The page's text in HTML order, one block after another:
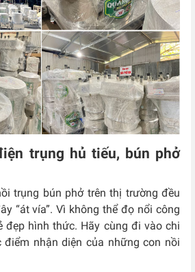
trụng hủ tiếu, bún phở
trụng bún phở trên thị trường đều
“át vía”. Vì không thể đọ nổi công
đẹp hình thức. Hãy cùng đi vào chi
nhận diện của những con nồi